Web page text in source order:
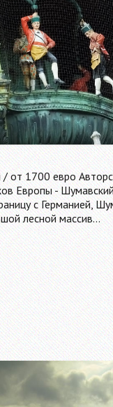
от 1700 евро
Европы -
с Германией,
лесной массив…